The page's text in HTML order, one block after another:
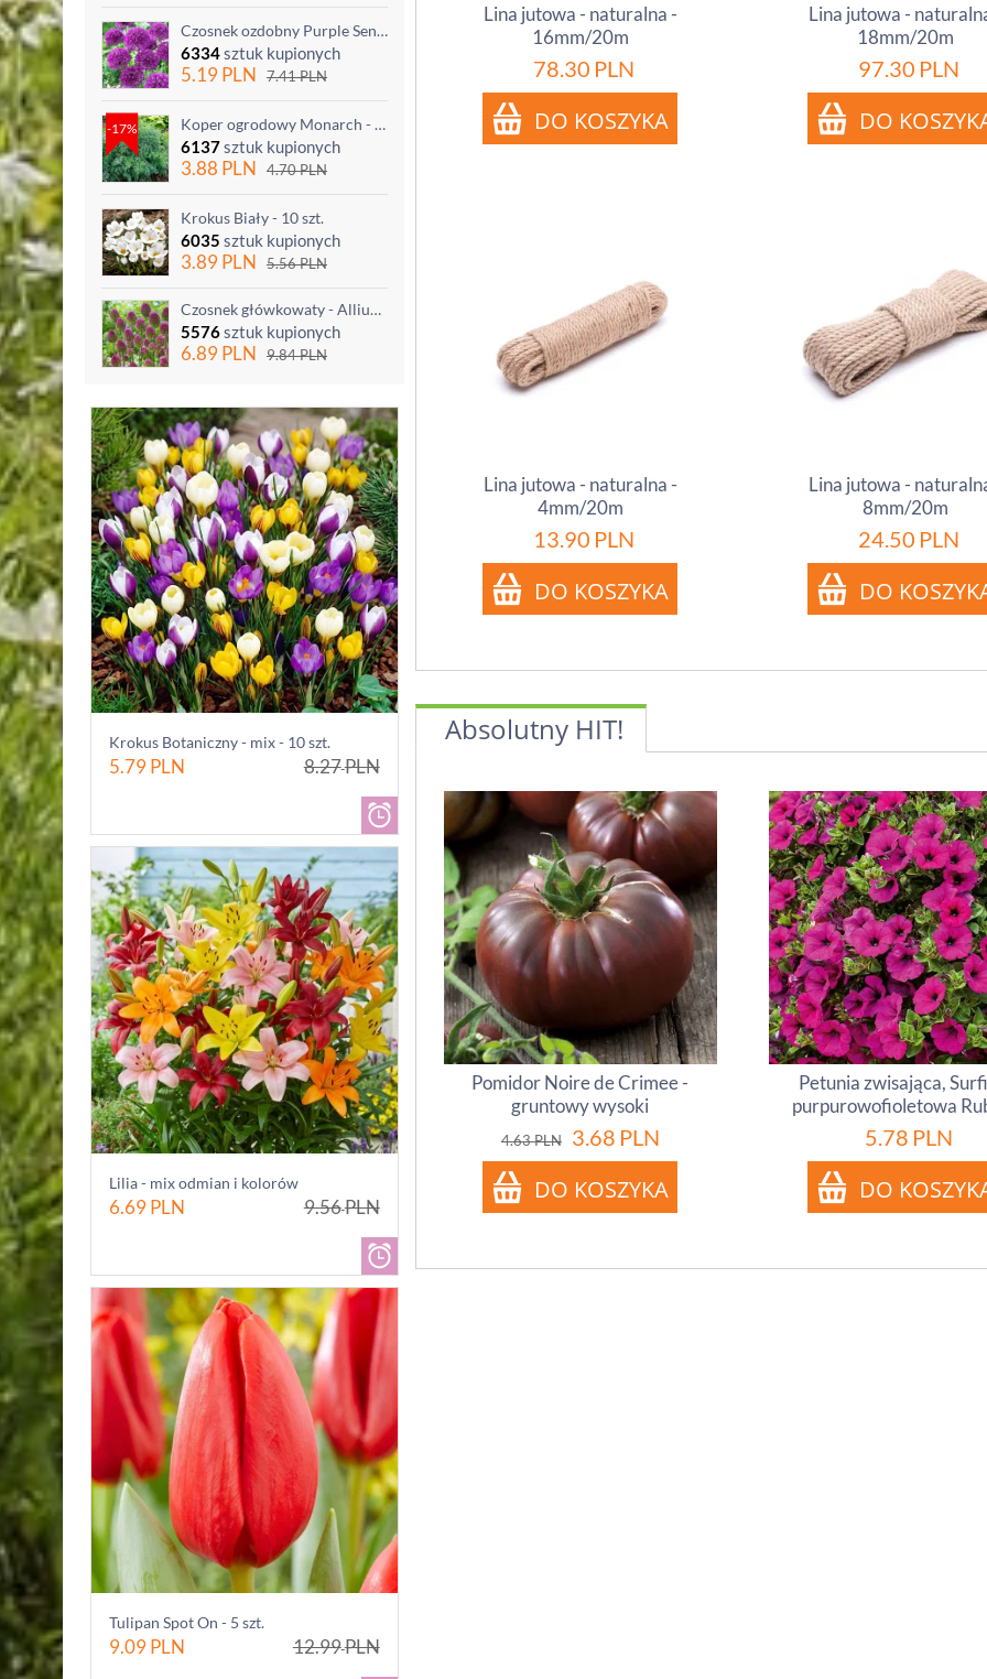
Czosnek ozdobny Purple Sensation - op. 3 szt.
6334sztuk kupionych
5.19PLN 7.41PLN
-17% Koper ogrodowy Monarch - po ścięciu odrasta
6137sztuk kupionych
3.88 PLN 4.70PLN
Krokus Biały - 10 szt.
6035 sztuk kupionych
3.89PLN 5.56PLN
Czosnek główkowaty - Allium sphaerocephalon - 20 szt.
5576sztuk kupionych
6.89PLN 9.84PLN
Krokus Botaniczny - mix - 10 szt.
5.79PLN 8.27PLN
Lilia - mix odmian i kolorów
6.69PLN 9.56PLN
Tulipan Spot On - 5 szt.
9.09PLN 12.99PLN
Lina jutowa - naturalna -
16mm/20m
78.30 PLN
Lina jutowa -
18mm/20m
97.30 PLN
Lina jutowa - naturalna -
4mm/20m
13.90 PLN
Lina jutowa -
8mm/20m
24.50 PLN
Absolutny HIT!
Pomidor Noire de Crimee -
gruntowy wysoki
4.63PLN 3.68 PLN
Petunia zwisająca,
purpurowofioletowa
5.78 PLN